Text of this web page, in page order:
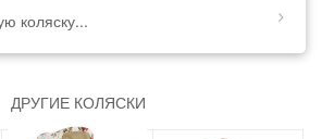
коляску...
ДРУГИЕ КОЛЯСКИ